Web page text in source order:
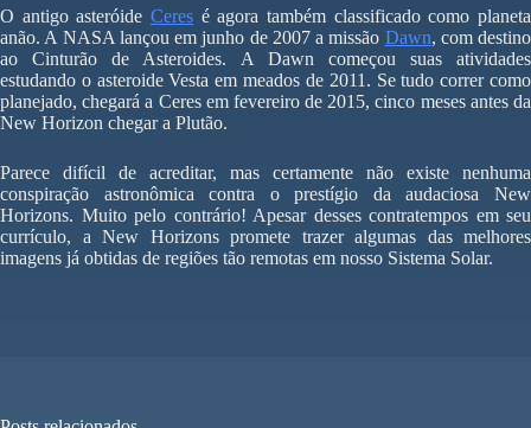
O antigo asteróide Ceres é agora também classificado como planeta
anão. A NASA lançou em junho de 2007 a missão Dawn, com destino
ao Cinturão de Asteroides. A Dawn começou suas atividades
estudando o asteroide Vesta em meados de 2011. Se tudo correr como
planejado, chegará a Ceres em fevereiro de 2015, cinco meses antes da
New Horizon chegar a Plutão.
Parece difícil de acreditar, mas certamente não existe nenhuma
conspiração astronômica contra o prestígio da audaciosa New
Horizons. Muito pelo contrário! Apesar desses contratempos em seu
currículo, a New Horizons promete trazer algumas das melhores
imagens já obtidas de regiões tão remotas em nosso Sistema Solar.